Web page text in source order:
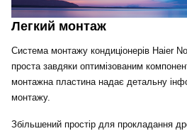
Легкий монтаж
Система монтажу кондиціонерів Haier
проста завдяки оптимізованим
монтажна пластина надає детальну
монтажу.
Збільшений простір для прокладання